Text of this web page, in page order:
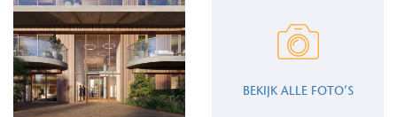
BEKIJK ALLE FOTO’S